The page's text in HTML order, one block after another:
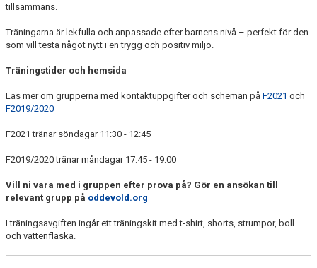
tillsammans.
Träningarna är lekfulla och anpassade efter barnens nivå – perfekt för den
som vill testa något nytt i en trygg och positiv miljö.
Träningstider och hemsida
Läs mer om grupperna med kontaktuppgifter och scheman på F2021 och
F2019/2020
F2021 tränar söndagar 11:30 - 12:45
F2019/2020 tränar måndagar 17:45 - 19:00
Vill ni vara med i gruppen efter prova på? Gör en ansökan till
relevant grupp på oddevold.org
I träningsavgiften ingår ett träningskit med t-shirt, shorts, strumpor, boll
och vattenflaska.